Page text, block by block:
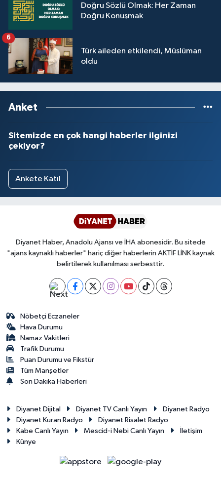
Doğru Sözlü Olmak: Her Zaman
Doğru Konuşmak
Türk aileden etkilendi, Müslüman
oldu
6
Anket
Sitemizde en çok hangi haberler ilginizi
çekiyor?
Ankete Katıl
Diyanet Haber, Anadolu Ajansı ve İHA abonesidir. Bu sitede
"ajans kaynaklı haberler" hariç diğer haberlerin AKTİF LİNK kaynak
belirtilerek kullanılması serbesttir.
Nöbetçi Eczaneler
Hava Durumu
Namaz Vakitleri
Trafik Durumu
Puan Durumu ve Fikstür
Tüm Manşetler
Son Dakika Haberleri
Diyanet Dijital Diyanet TV Canlı Yayın
Diyanet Radyo
Diyanet Kuran Radyo
Diyanet Risalet Radyo
Kabe Canlı Yayın
Mescid-i Nebi Canlı Yayın
İletişim
Künye
Muş Müftülüğü
Nevşehir Müftülüğü
Niğde Müftülüğü
Osmaniye Müftülüğü
Rize Müftülüğü
Samsun Müftülüğü
Siirt Müftülüğü
Sinop Müftülüğü
Sivas Müftülüğü
Şanlıurfa Müftülüğü
Şırnak Müftülüğü
Tekirdağ Müftülüğü
Tokat Müftülüğü
Tunceli Müftülüğü
Uşak Müftülüğü
Van Müftülüğü